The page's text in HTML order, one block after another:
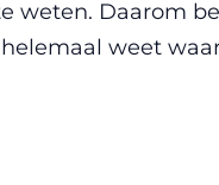
weten. Daarom
weet